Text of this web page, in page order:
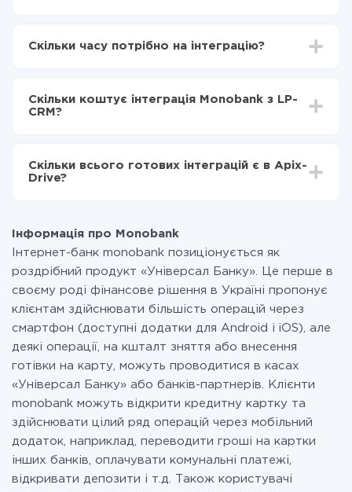
Вибираєте які дані передавати з Monobank в LP-
Тепер дані будуть автоматично передаватися з
Monobank в LP-CRM
Скільки часу потрібно на інтеграцію?
становити від 5-ти до 30-хвилин. У середньому
налаштування займає 10-15 хвилин.
Скільки коштує інтеграція Monobank з LP-
CRM?
Ви оплачуєте лише кількість даних, які за фактом
передаються з однієї вашої системи в іншу через
при необхідності. Детальніше про
Скільки всього готових інтеграцій є в Apix-
Drive?
Інформація про Monobank
Інтернет-банк monobank позиціонується як
роздрібний продукт «Універсал Банку». Це перше в
своєму роді фінансове рішення в Україні пропонує
клієнтам здійснювати більшість операцій через
смартфон (доступні додатки для Android і iOS), але
деякі операції, на кшталт зняття або внесення
готівки на карту, можуть проводитися в касах
«Універсал Банку» або банків-партнерів. Клієнти
monobank можуть відкрити кредитну картку та
здійснювати цілий ряд операцій через мобільний
додаток, наприклад, переводити гроші на картки
інших банків, оплачувати комунальні платежі,
відкривати депозити і т.д. Також користувачі